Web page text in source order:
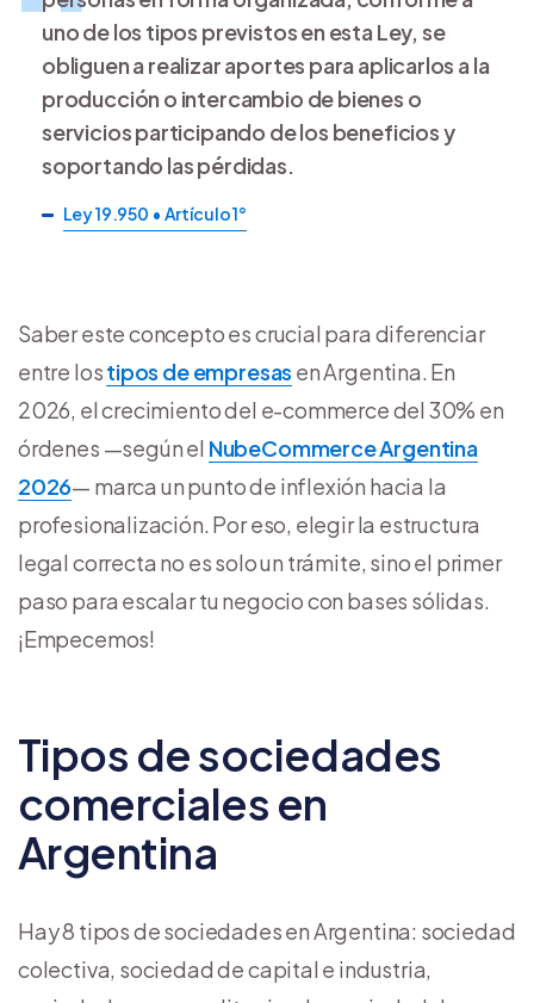
uno de los tipos previstos en esta Ley, se
obliguen a realizar aportes para aplicarlos a la
producción o intercambio de bienes o
servicios participando de los beneficios y
soportando las pérdidas.
Ley 19.950 • Artículo 1°
Saber este concepto es crucial para diferenciar
entre lostipos de empresas en Argentina. En
2026, el crecimiento del e-commerce del 30% en
órdenes —según el NubeCommerce Argentina
2026— marca un punto de inflexión hacia la
profesionalización. Por eso, elegir la estructura
legal correcta no es solo un trámite, sino el primer
paso para escalar tu negocio con bases sólidas.
¡Empecemos!
Tipos de sociedades
comerciales en
Argentina
Hay 8 tipos de sociedades en Argentina: sociedad
colectiva, sociedad de capital e industria,